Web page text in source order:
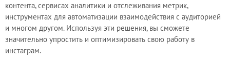
контента, сервисах аналитики и отслеживания метрик,
инструментах для автоматизации взаимодействия с аудиторией
и многом другом. Используя эти решения, вы сможете
значительно упростить и оптимизировать свою работу в
инстаграм.